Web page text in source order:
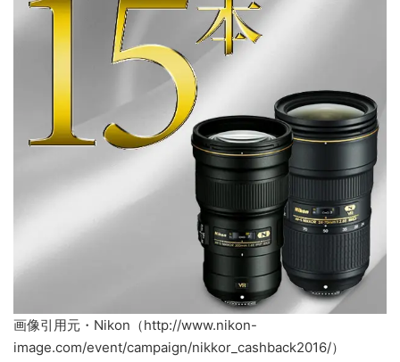
画像引用元・Nikon（http://www.nikon-
image.com/event/campaign/nikkor_cashback2016/）